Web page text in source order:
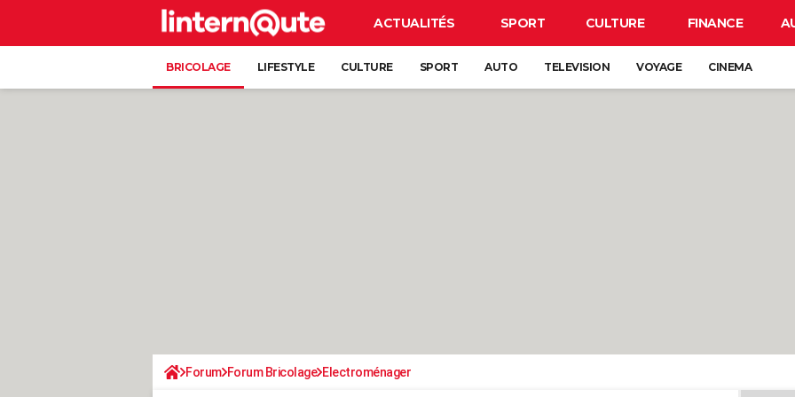
ACTUALITÉS SPORT CULTURE FINANCE
BRICOLAGE LIFESTYLE CULTURE SPORT AUTO TELEVISION VOYAGE CINEMA
Forum Forum Bricolage Electroménager